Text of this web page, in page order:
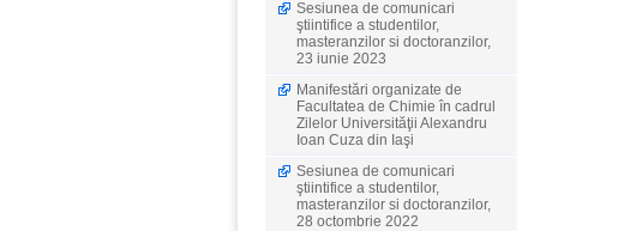
Sesiunea de comunicari
ştiintifice a studentilor,
masteranzilor si doctoranzilor,
23 iunie 2023
Manifestări organizate de
Facultatea de Chimie în cadrul
Zilelor Universităţii Alexandru
Ioan Cuza din Iaşi
Sesiunea de comunicari
ştiintifice a studentilor,
masteranzilor si doctoranzilor,
28 octombrie 2022